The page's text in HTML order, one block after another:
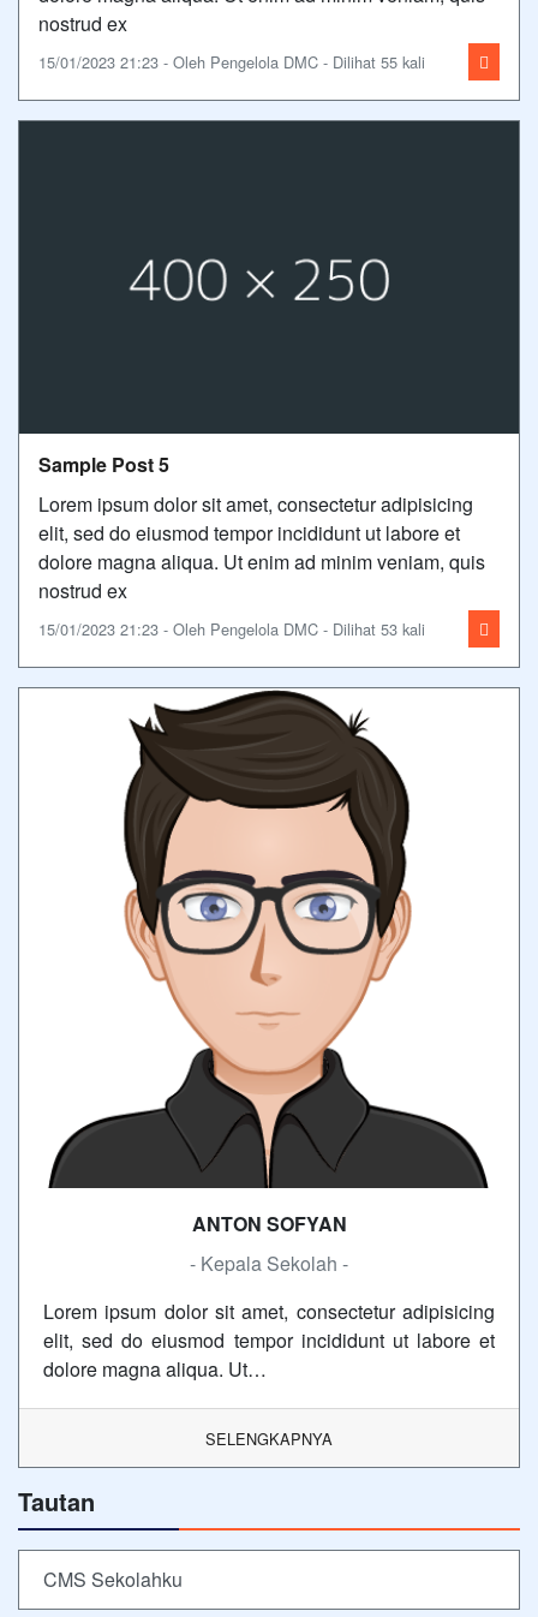
nostrud ex
15/01/2023 21:23 - Oleh Pengelola DMC - Dilihat 55 kali
Sample Post 5
Lorem ipsum dolor sit amet, consectetur adipisicing
elit, sed do eiusmod tempor incididunt ut labore et
dolore magna aliqua. Ut enim ad minim veniam, quis
nostrud ex
15/01/2023 21:23 - Oleh Pengelola DMC - Dilihat 53 kali
ANTON SOFYAN
- Kepala Sekolah -
Lorem ipsum dolor sit amet, consectetur adipisicing
elit, sed do eiusmod tempor incididunt ut labore et
dolore magna aliqua. Ut…
SELENGKAPNYA
Tautan
CMS Sekolahku